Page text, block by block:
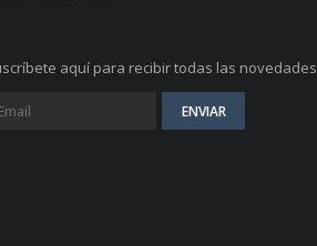
aquí para recibir todas las novedades